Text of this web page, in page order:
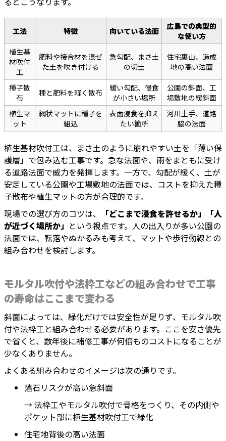
工法 特徴 向いている法面
広島での典型的
な使い方
植生基
材吹付
工
肥料や接合材を混ぜ
た土を吹き付ける
急勾配、まさ土
の切土
住宅裏山、造成
地の高い法面
種子散
布
種と肥料を軽く散布
緩い勾配、侵食
が小さい場所
公園の斜面、工
場敷地の緩斜面
植生マ
ット
網状マットに種子を
組込
表面浸食を抑え
たい箇所
河川土手、道路
脇の法面
植生基材吹付工は、まさ土のように崩れやすい土を「薄い保
護層」で包み込む工事です。急な法面や、雨をまともに受け
る道路法面で威力を発揮します。一方で、勾配が緩く、土が
安定している公園や工場敷地の法面では、コストを抑えた種
子散布や植生マットの方が合理的です。
現場での選び方のコツは、
「どこまで浸食を許せるか」「人
が近づく場所か」 という視点です。人の出入りが多い公園の
法面では、転落やぬかるみも考えて、マットや歩行動線との
組み合わせを検討します。
モルタル吹付や法枠工などの組み合わせで工事
の寿命はここまで変わる
斜面によっては、緑化だけでは安全性が足りず、モルタル吹
付や法枠工と組み合わせる必要があります。ここを安さ優先
で省くと、数年後に補修工事が何倍ものコストになることが
少なくありません。
よくある組み合わせのイメージは次の通りです。
落石リスクが高い急斜面
→ 法枠工やモルタル吹付で骨格をつくり、その内側や
ポケット部に植生基材吹付工で緑化
住宅地背後の高い法面